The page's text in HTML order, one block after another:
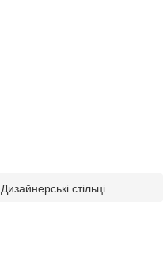
Дизайнерські стільці